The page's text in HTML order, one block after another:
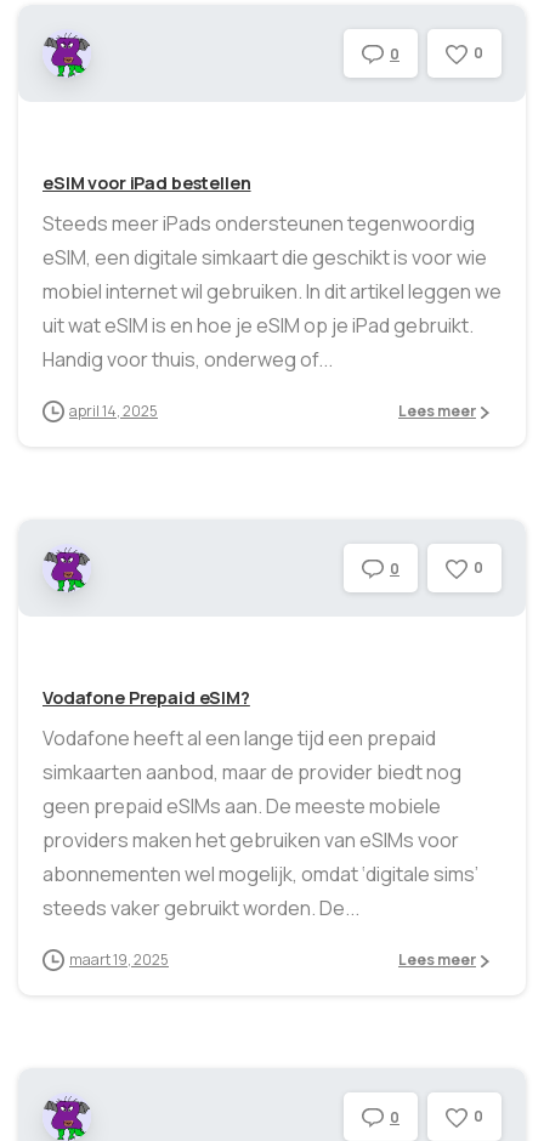
0 0
eSIM voor iPad bestellen
Steeds meer iPads ondersteunen tegenwoordig
eSIM, een digitale simkaart die geschikt is voor wie
mobiel internet wil gebruiken. In dit artikel leggen we
uit wat eSIM is en hoe je eSIM op je iPad gebruikt.
Handig voor thuis, onderweg of...
april 14, 2025 Lees meer
0 0
Vodafone Prepaid eSIM?
Vodafone heeft al een lange tijd een prepaid
simkaarten aanbod, maar de provider biedt nog
geen prepaid eSIMs aan. De meeste mobiele
providers maken het gebruiken van eSIMs voor
abonnementen wel mogelijk, omdat ‘digitale sims’
steeds vaker gebruikt worden. De...
maart 19, 2025 Lees meer
0 0